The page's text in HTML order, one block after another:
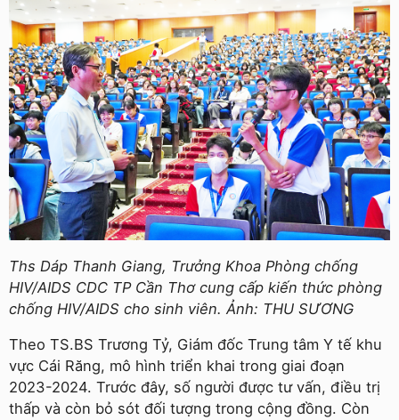
Ths Dáp Thanh Giang, Trưởng Khoa Phòng chống
HIV/AIDS CDC TP Cần Thơ cung cấp kiến thức phòng
chống HIV/AIDS cho sinh viên. Ảnh: THU SƯƠNG
Theo TS.BS Trương Tỷ, Giám đốc Trung tâm Y tế khu
vực Cái Răng, mô hình triển khai trong giai đoạn
2023-2024. Trước đây, số người được tư vấn, điều trị
thấp và còn bỏ sót đối tượng trong cộng đồng. Còn